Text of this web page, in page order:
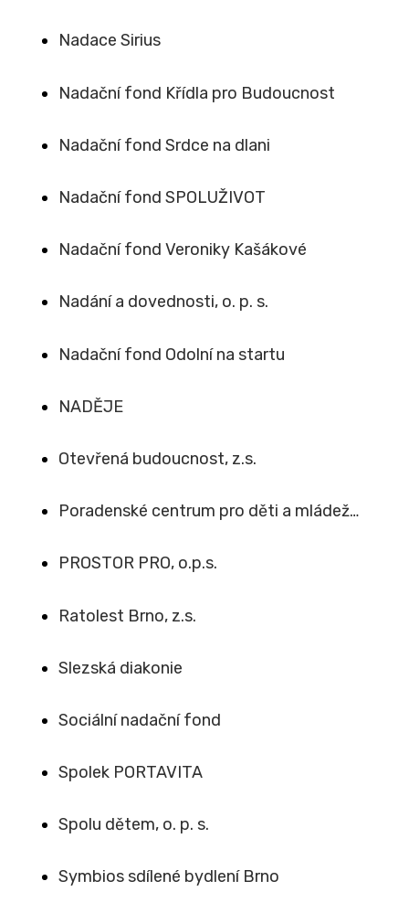
Nadace Sirius
Nadační fond Křídla pro Budoucnost
Nadační fond Srdce na dlani
Nadační fond SPOLUŽIVOT
Nadační fond Veroniky Kašákové
Nadání a dovednosti, o. p. s.
Nadační fond Odolní na startu
NADĚJE
Otevřená budoucnost, z.s.
Poradenské centrum pro děti a mládež…
PROSTOR PRO, o.p.s.
Ratolest Brno, z.s.
Slezská diakonie
Sociální nadační fond
Spolek PORTAVITA
Spolu dětem, o. p. s.
Symbios sdílené bydlení Brno